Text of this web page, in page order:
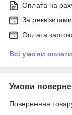
Оплата на
За реквізитами.
Оплата
Всі умови оплати
Умови
Повернення